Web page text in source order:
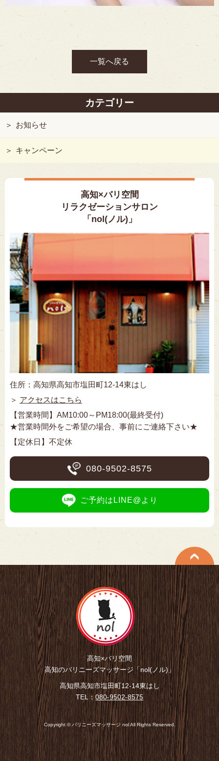
一覧へ戻る
カテゴリー
お知らせ
キャンペーン
高知×バリ空間
リラクゼーションサロン
「nol(ノル)」
住所：高知県高知市塩田町12-14東はし
＞ アクセスはこちら
【営業時間】AM10:00～PM18:00(最終受付)
★営業時間外をご希望の場合、事前にご連絡下さい★
【定休日】不定休
080-9502-8575
ご予約はLINE@より
高知×バリ空間
高知のバリニーズマッサージ「nol(ノル)」
高知県高知市塩田町12-14東はし
TEL：080-9502-8575
Copyright © バリニーズマッサージ nol All Rights Reserved.